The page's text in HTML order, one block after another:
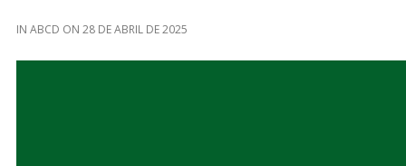
IN ABCD ON 28 DE ABRIL DE 2025